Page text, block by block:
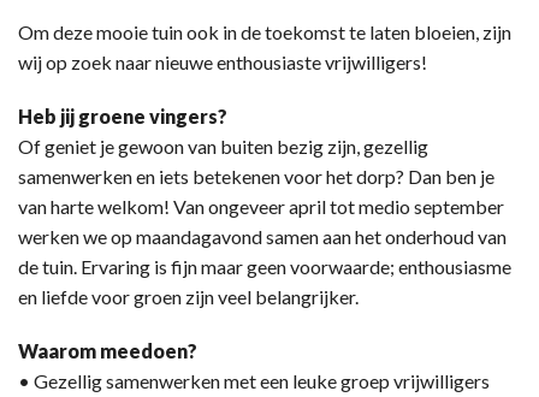
Om deze mooie tuin ook in de toekomst te laten bloeien, zijn
wij op zoek naar nieuwe enthousiaste vrijwilligers!
Heb jij groene vingers?
Of geniet je gewoon van buiten bezig zijn, gezellig
samenwerken en iets betekenen voor het dorp? Dan ben je
van harte welkom! Van ongeveer april tot medio september
werken we op maandagavond samen aan het onderhoud van
de tuin. Ervaring is fijn maar geen voorwaarde; enthousiasme
en liefde voor groen zijn veel belangrijker.
Waarom meedoen?
• Gezellig samenwerken met een leuke groep vrijwilligers